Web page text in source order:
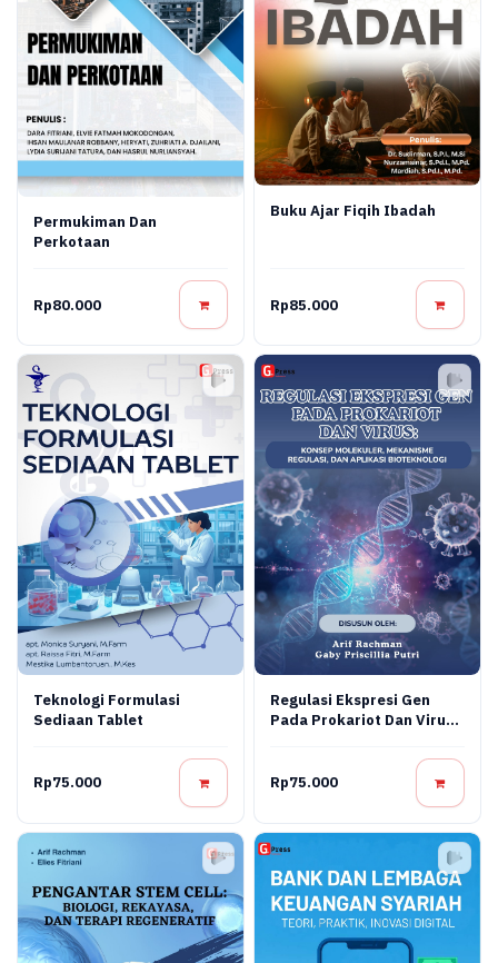
Permukiman Dan
Perkotaan
Rp80.000
Buku Ajar Fiqih Ibadah
Rp85.000
Teknologi Formulasi
Sediaan Tablet
Rp75.000
Regulasi Ekspresi Gen
Pada Prokariot Dan Virus:
Mekanisme Regulasi, Dan
Aplikasi Bioteknologi
Rp75.000